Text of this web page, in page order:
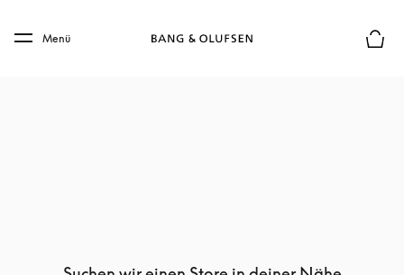
Skip to main footer
Menü